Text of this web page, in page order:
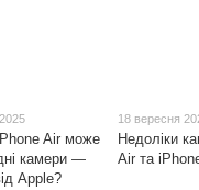
Air може
камери —
Apple?
18 вересня
Недоліки
Air та